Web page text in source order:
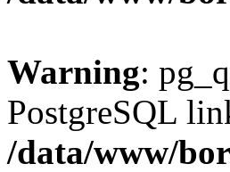
Warning:
PostgreSQL
/data/www/